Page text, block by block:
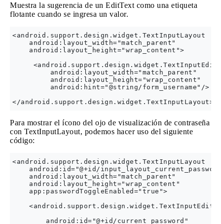
Muestra la sugerencia de un EditText como una etiqueta
flotante cuando se ingresa un valor.
<android.support.design.widget.TextInputLayout
    android:layout_width="match_parent"
    android:layout_height="wrap_content">
         android:layout_width="match_parent"
         android:layout_height="wrap_content"
         android:hint="@string/form_username"/>
Para mostrar el ícono del ojo de visualización de contraseña
con TextInputLayout, podemos hacer uso del siguiente
código:
<android.support.design.widget.TextInputLayout
android:id="@+id/
    android:layout_width="match_parent"
    android:layout_height="wrap_content"
    app:passwordToggleEnabled="true">
        android:id="@+id/current_password"